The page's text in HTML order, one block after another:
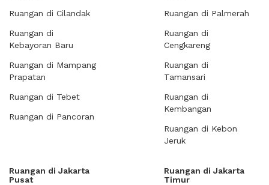
Ruangan di Cilandak
Ruangan di
Kebayoran Baru
Ruangan di Mampang
Prapatan
Ruangan di Tebet
Ruangan di Pancoran
Ruangan di Palmerah
Ruangan di
Cengkareng
Ruangan di
Tamansari
Ruangan di
Kembangan
Ruangan di Kebon
Jeruk
Ruangan di Jakarta
Pusat
Ruangan di Jakarta
Timur